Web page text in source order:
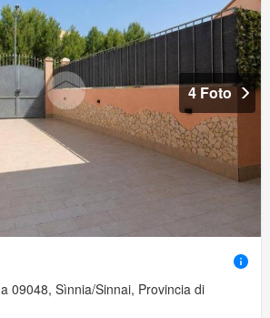
4 Foto
a 09048, Sìnnia/Sinnai, Provincia di